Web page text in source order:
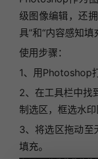
级图像编辑，还
具”和“内容感知填
使用步骤：
1、用Photoshop
2、在工具栏中找
制选区，框选水印
3、将选区拖动至
填充。